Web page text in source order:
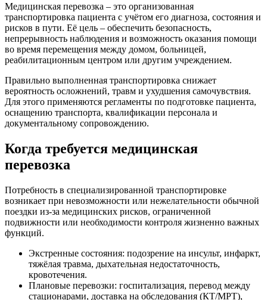
Медицинская перевозка – это организованная
транспортировка пациента с учётом его диагноза, состояния и
рисков в пути. Её цель – обеспечить безопасность,
непрерывность наблюдения и возможность оказания помощи
во время перемещения между домом, больницей,
реабилитационным центром или другим учреждением.
Правильно выполненная транспортировка снижает
вероятность осложнений, травм и ухудшения самочувствия.
Для этого применяются регламенты по подготовке пациента,
оснащению транспорта, квалификации персонала и
документальному сопровождению.
Когда требуется медицинская
перевозка
Потребность в специализированной транспортировке
возникает при невозможности или нежелательности обычной
поездки из-за медицинских рисков, ограниченной
подвижности или необходимости контроля жизненно важных
функций.
Экстренные состояния: подозрение на инсульт, инфаркт,
тяжёлая травма, дыхательная недостаточность,
кровотечения.
Плановые перевозки: госпитализация, перевод между
стационарами, доставка на обследования (КТ/МРТ),